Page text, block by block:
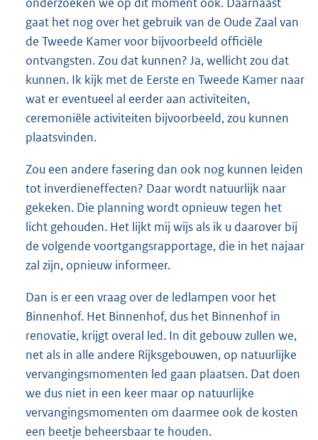
gaat het nog over het gebruik van de Oude Zaal van
de Tweede Kamer voor bijvoorbeeld officiële
ontvangsten. Zou dat kunnen? Ja, wellicht zou dat
kunnen. Ik kijk met de Eerste en Tweede Kamer naar
wat er eventueel al eerder aan activiteiten,
ceremoniële activiteiten bijvoorbeeld, zou kunnen
plaatsvinden.
Zou een andere fasering dan ook nog kunnen leiden
tot inverdieneffecten? Daar wordt natuurlijk naar
gekeken. Die planning wordt opnieuw tegen het
licht gehouden. Het lijkt mij wijs als ik u daarover bij
de volgende voortgangsrapportage, die in het najaar
zal zijn, opnieuw informeer.
Dan is er een vraag over de ledlampen voor het
Binnenhof. Het Binnenhof, dus het Binnenhof in
renovatie, krijgt overal led. In dit gebouw zullen we,
net als in alle andere Rijksgebouwen, op natuurlijke
vervangingsmomenten led gaan plaatsen. Dat doen
we dus niet in een keer maar op natuurlijke
vervangingsmomenten om daarmee ook de kosten
een beetje beheersbaar te houden.